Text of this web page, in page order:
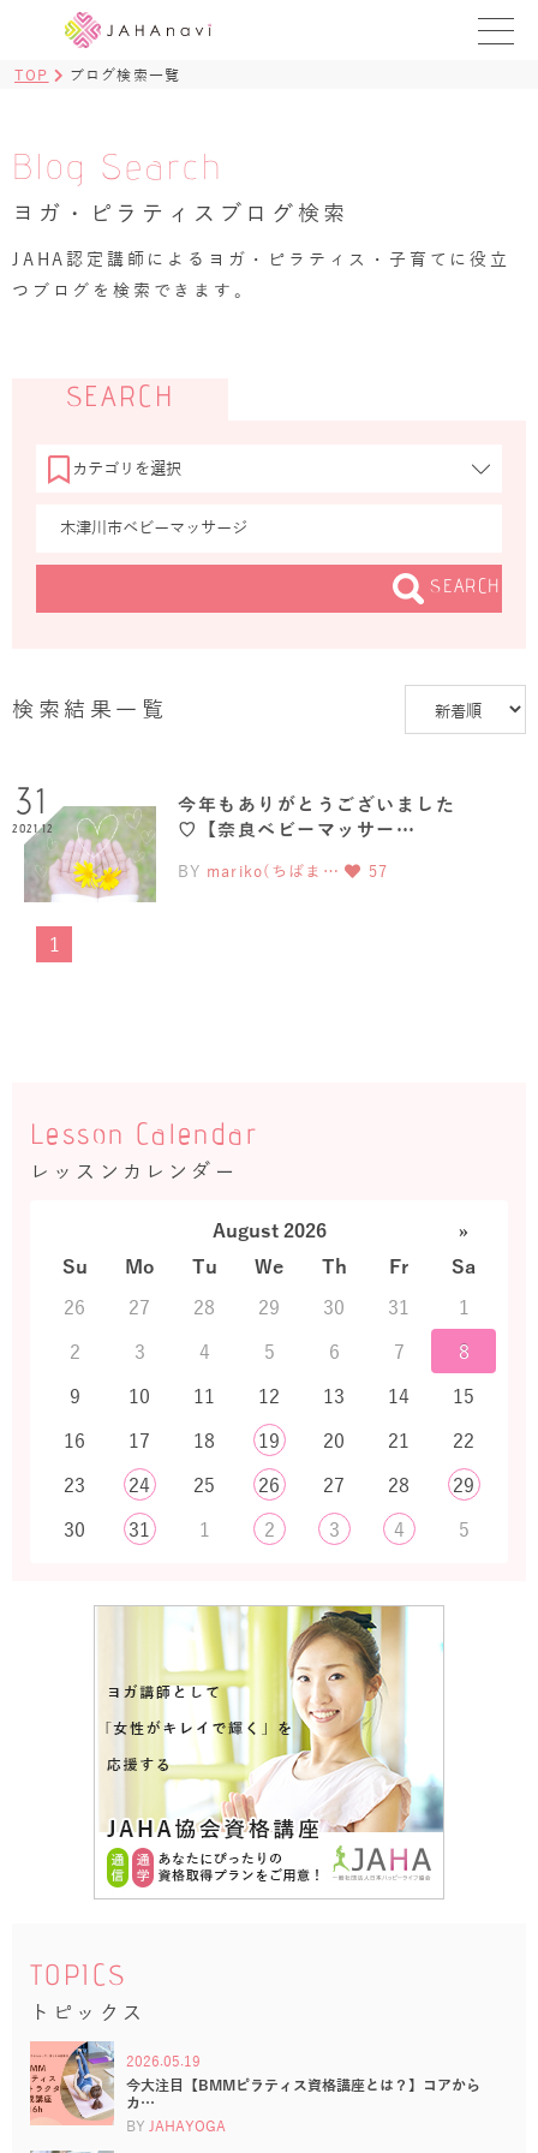
BLOG
ヨガ資格講座 ›
TOP ブログ検索一覧
Blog Search
ヨガ・ピラティスブログ検索
JAHA認定講師によるヨガ・ピラティス・子育てに役立
つブログを検索できます。
SEARCH
SEARCH
検索結果一覧
31
2021.12
今年もありがとうございました
♡【奈良ベビーマッサー…
BY mariko(ちばま… 57
1
Lesson Calendar
レッスンカレンダー
August 2026
»
Su
Mo Tu We Th Fr
Sa
26
27 28 29 30 31
1
2
3 4 5 6 7
8
9
10 11 12 13 14
15
16
17 18 19 20 21
22
23
24 25 26 27 28
29
30
31 1 2 3 4 5
TOPICS
トピックス
2026.05.19
今大注目【BMMピラティス資格講座とは？】コアから
カ…
BY JAHAYOGA